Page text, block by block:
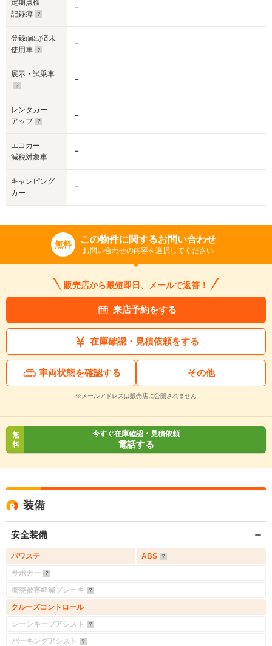
定期点検
記録簿
－
登録(届出)済未
使用車
－
展示・試乗車
－
レンタカー
アップ
－
エコカー
減税対象車
－
キャンピング
カー
－
無料 この物件に関するお問い合わせ
お問い合わせの内容を選択してください
販売店から最短即日、メールで返答！
来店予約をする
在庫確認・見積依頼をする
車両状態を確認する その他
※メールアドレスは販売店に公開されません
無
料
今すぐ在庫確認・見積依頼
電話する
装備
安全装備
パワステ
ABS
サポカー
衝突被害軽減ブレーキ
クルーズコントロール
レーンキープアシスト
パーキングアシスト